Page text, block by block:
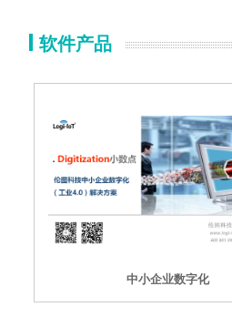
软件产品
中小企业数字化